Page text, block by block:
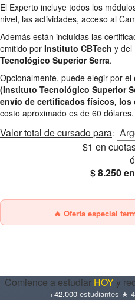
El Experto incluye todos los
nivel, las actividades, acceso al
Además están incluídas las
emitido por Instituto CBTech y del
Tecnológico Superior Serra.
Opcionalmente, puede elegir por el
(Instituto Tecnológico Superior
envío de certificados físicos, los
costo aproximado es de 60 dólares.
Valor total de cursado para:
$1 en
ó
$ 8.250
🔥 Oferta especial
Comience a estudiar HOYy
+42.000estudiantes·★